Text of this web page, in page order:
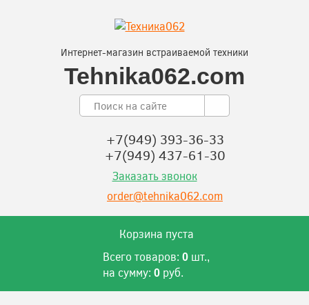
Интернет-магазин встраиваемой техники
Tehnika062.com
+7(949) 393-36-33
+7(949) 437-61-30
Заказать звонок
order@tehnika062.com
Корзина пуста
Всего товаров: 0 шт.,
на сумму: 0 руб.